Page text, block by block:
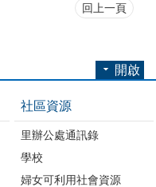
回上一頁
開啟
社區資源
里辦公處通訊錄
學校
婦女可利用社會資源